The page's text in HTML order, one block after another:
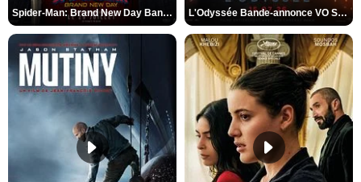
Spider-Man: Brand New Day Bande-annonce VO STFR L'Odyssée Bande-annonce VO STFR